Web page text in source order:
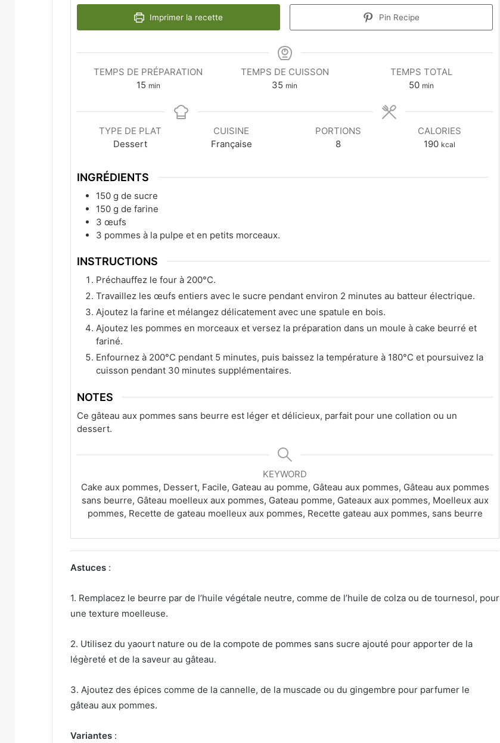
Imprimer la recette Pin Recipe
TEMPS DE PRÉPARATION
15minutes
min
TEMPS DE CUISSON
35 minutes
min
TEMPS TOTAL
50minutes
min
TYPE DE PLAT
Dessert
CUISINE
Française
PORTIONS
8
CALORIES
190 kcal
INGRÉDIENTS
150 g de sucre
150 g de farine
3 œufs
3 pommes à la pulpe et en petits morceaux.
INSTRUCTIONS
Préchauffez le four à 200°C.
Travaillez les œufs entiers avec le sucre pendant environ 2 minutes au batteur électrique.
Ajoutez la farine et mélangez délicatement avec une spatule en bois.
Ajoutez les pommes en morceaux et versez la préparation dans un moule à cake beurré et
fariné.
Enfournez à 200°C pendant 5 minutes, puis baissez la température à 180°C et poursuivez la
cuisson pendant 30 minutes supplémentaires.
NOTES
Ce gâteau aux pommes sans beurre est léger et délicieux, parfait pour une collation ou un
dessert.
KEYWORD
Cake aux pommes, Dessert, Facile, Gateau au pomme, Gâteau aux pommes, Gâteau aux pommes
sans beurre, Gâteau moelleux aux pommes, Gateau pomme, Gateaux aux pommes, Moelleux aux
pommes, Recette de gateau moelleux aux pommes, Recette gateau aux pommes, sans beurre
Astuces :
1. Remplacez le beurre par de l’huile végétale neutre, comme de l’huile de colza ou de tournesol, pour
une texture moelleuse.
2. Utilisez du yaourt nature ou de la compote de pommes sans sucre ajouté pour apporter de la
légèreté et de la saveur au gâteau.
3. Ajoutez des épices comme de la cannelle, de la muscade ou du gingembre pour parfumer le
gâteau aux pommes.
Variantes :